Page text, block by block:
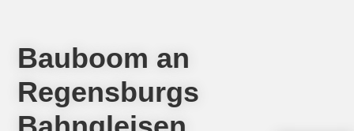
Bauboom an
Regensburgs